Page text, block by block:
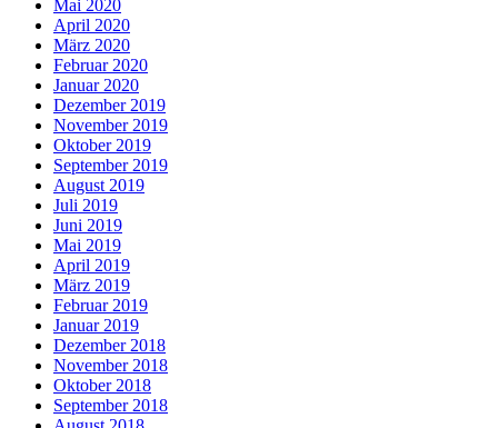
Mai 2020
April 2020
März 2020
Februar 2020
Januar 2020
Dezember 2019
November 2019
Oktober 2019
September 2019
August 2019
Juli 2019
Juni 2019
Mai 2019
April 2019
März 2019
Februar 2019
Januar 2019
Dezember 2018
November 2018
Oktober 2018
September 2018